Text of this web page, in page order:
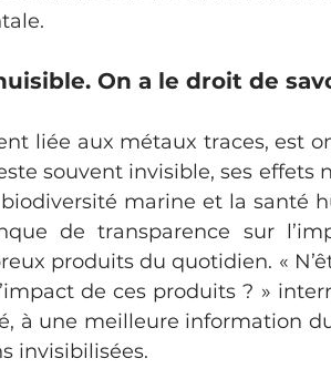
On a le droit de
souvent invisible, ses effets
marine et la santé
de transparence sur
produits du quotidien. «
de ces produits ? »
à une meilleure information
invisibilisées.